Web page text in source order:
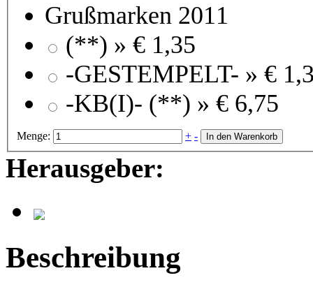
Grußmarken 2011
(**) » € 1,35
-GESTEMPELT- » €
-KB(I)- (**) » € 6,75
Menge: + - In den Warenkorb
Herausgeber:
Beschreibung